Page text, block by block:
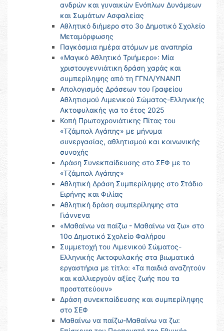
ανδρών και γυναικών Ενόπλων Δυνάμεων
και Σωμάτων Ασφαλείας
Αθλητικό διήμερο στο 3ο Δημοτικό Σχολείο
Μεταμόρφωσης
Παγκόσμια ημέρα ατόμων με αναπηρία
«Μαγικό Αθλητικό Τριήμερο»: Μία
χριστουγεννιάτικη δράση χαράς και
συμπερίληψης από τη ΓΓΝΛ/ΥΝΑΝΠ
Απολογισμός Δράσεων του Γραφείου
Αθλητισμού Λιμενικού Σώματος-Ελληνικής
Ακτοφυλακής για το έτος 2025
Κοπή Πρωτοχρονιάτικης Πίτας του
«Τζάμπολ Αγάπης» με μήνυμα
συνεργασίας, αθλητισμού και κοινωνικής
συνοχής
Δράση Συνεκπαίδευσης στο ΣΕΦ με το
«Τζάμπολ Αγάπης»
Αθλητική Δράση Συμπερίληψης στο Στάδιο
Ειρήνης και Φιλίας
Αθλητική δράση συμπερίληψης στα
Γιάννενα
«Μαθαίνω να παίζω - Μαθαίνω να ζω» στο
10ο Δημοτικό Σχολείο Φαλήρου
Συμμετοχή του Λιμενικού Σώματος-
Ελληνικής Ακτοφυλακής στα βιωματικά
εργαστήρια με τίτλο: «Τα παιδιά αναζητούν
και καλλιεργούν αξίες ζωής που τα
προστατεύουν»
Δράση συνεκπαίδευσης και συμπερίληψης
στο ΣΕΦ
Μαθαίνω να παίζω-Μαθαίνω να ζω: